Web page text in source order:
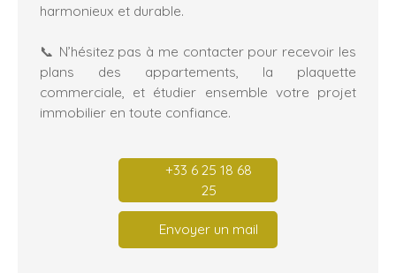
harmonieux et durable.
📞 N’hésitez pas à me contacter pour recevoir les
plans des appartements, la plaquette
commerciale, et étudier ensemble votre projet
immobilier en toute confiance.
+33 6 25 18 68
25
Envoyer un mail